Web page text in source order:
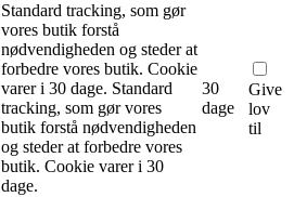
Standard tracking, som gør
vores butik forstå
nødvendigheden og steder at
forbedre vores butik. Cookie
varer i 30 dage. Standard
tracking, som gør vores
butik forstå nødvendigheden
og steder at forbedre vores
butik. Cookie varer i 30
dage.
30
dage
Give
lov
til